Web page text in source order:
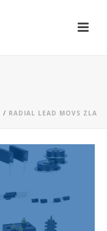
/ RADIAL LEAD MOVS ZLA